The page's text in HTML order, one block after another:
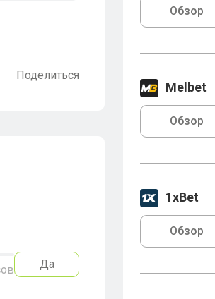
Поделиться
Да
Обзор
Melbet
Обзор
1xBet
Обзор